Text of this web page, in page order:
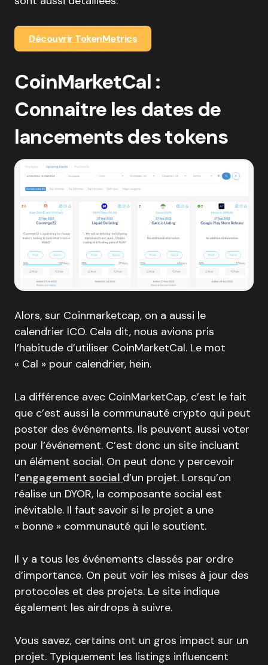
Découvrir TokenMetrics
CoinMarketCal :
Connaitre les dates de
lancements des tokens
Alors, sur Coinmarketcap, on a aussi le
calendrier ICO. Cela dit, nous avions pris
l’habitude d’utiliser CoinMarketCal. Le mot
« Cal » pour calendrier, hein.
La différence avec CoinMarketCap, c’est le fait
que c’est aussi la communauté crypto qui peut
poster des événements. Ils peuvent aussi voter
pour l’événement. C’est donc un site incluant
un élément social. On peut donc y percevoir
l’engagement social d’un projet. Lorsqu’on
réalise un DYOR, la composante social est
inévitable. Il faut savoir si le projet a une
« bonne » communauté qui le soutient.
Il y a tous les événements classés par ordre
d’importance. On peut voir les mises à jour des
protocoles et des projets. Le site indique
également les airdrops à suivre.
Vous savez, certains ont un gros impact sur un
projet. Typiquement les listings influencent